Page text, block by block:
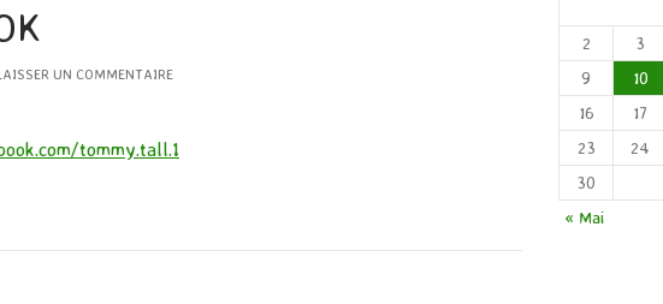
UN COMMENTAIRE
tommy.tall.1
2
3
9
10
16
17
23
24
30
« Mai